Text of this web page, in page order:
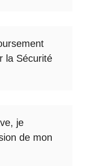
la Sécurité
je
de mon